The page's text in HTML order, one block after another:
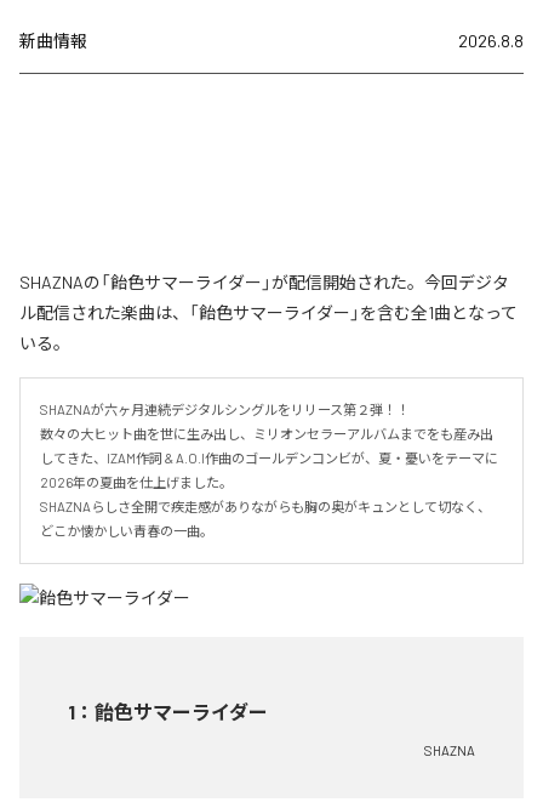
新曲情報 2026.8.8
SHAZNAの「飴色サマーライダー」が配信開始された。今回デジタ
ル配信された楽曲は、「飴色サマーライダー」を含む全1曲となって
いる。
SHAZNAが六ヶ月連続デジタルシングルをリリース第２弾！！
数々の大ヒット曲を世に生み出し、ミリオンセラーアルバムまでをも産み出
してきた、IZAM作詞 & A.O.I作曲のゴールデンコンビが、夏・憂いをテーマに
2026年の夏曲を仕上げました。
SHAZNAらしさ全開で疾走感がありながらも胸の奥がキュンとして切なく、
どこか懐かしい青春の一曲。
1 ： 飴色サマーライダー
SHAZNA